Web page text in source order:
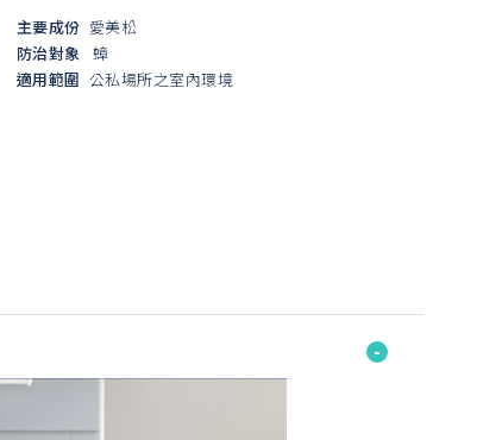
主要成份 愛美松
防治對象
蟑
適用範圍 公私場所之室內環境